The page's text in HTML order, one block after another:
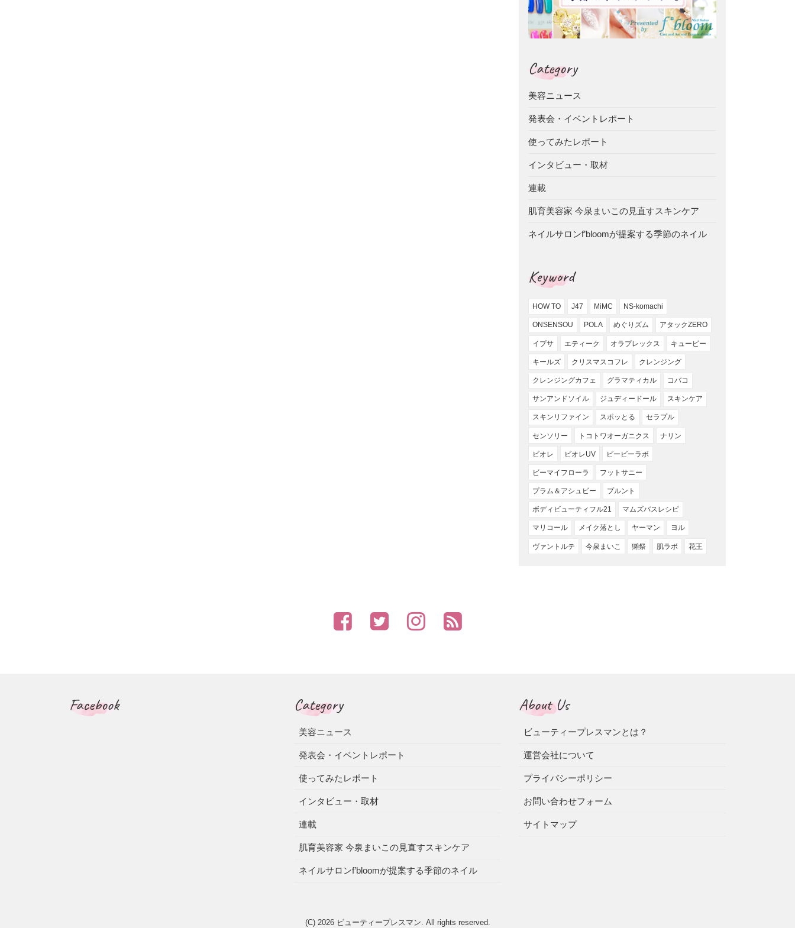
Category
美容ニュース
発表会・イベントレポート
使ってみたレポート
インタビュー・取材
連載
肌育美容家 今泉まいこの見直すスキンケア
ネイルサロンf’bloomが提案する季節のネイル
Keyword
HOW TO J47 MiMC NS-komachi
ONSENSOU POLA めぐりズム アタックZERO
イプサ エティーク オラプレックス キューピー
キールズ クリスマスコフレ クレンジング
クレンジングカフェ グラマティカル コバコ
サンアンドソイル ジュディードール スキンケア
スキンリファイン スポッとる セラプル
センソリー トコトワオーガニクス ナリン
ビオレ ビオレUV ビービーラボ
ビーマイフローラ フットサニー
プラム＆アシュビー プルント
ボディビューティフル21 マムズバスレシピ
マリコール メイク落とし ヤーマン ヨル
ヴァントルテ 今泉まいこ 獺祭 肌ラボ 花王
Facebook Category
美容ニュース
発表会・イベントレポート
使ってみたレポート
インタビュー・取材
連載
肌育美容家 今泉まいこの見直すスキンケア
ネイルサロンf’bloomが提案する季節のネイル
About Us
ビューティープレスマンとは？
運営会社について
プライバシーポリシー
お問い合わせフォーム
サイトマップ
(C) 2026 ビューティープレスマン. All rights reserved.